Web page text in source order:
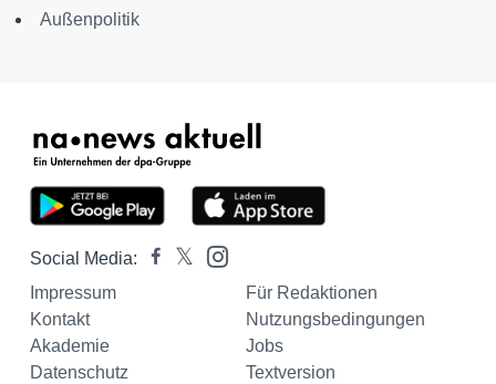
Außenpolitik
Social Media:
Impressum
Für Redaktionen
Kontakt
Nutzungsbedingungen
Akademie
Jobs
Datenschutz
Textversion